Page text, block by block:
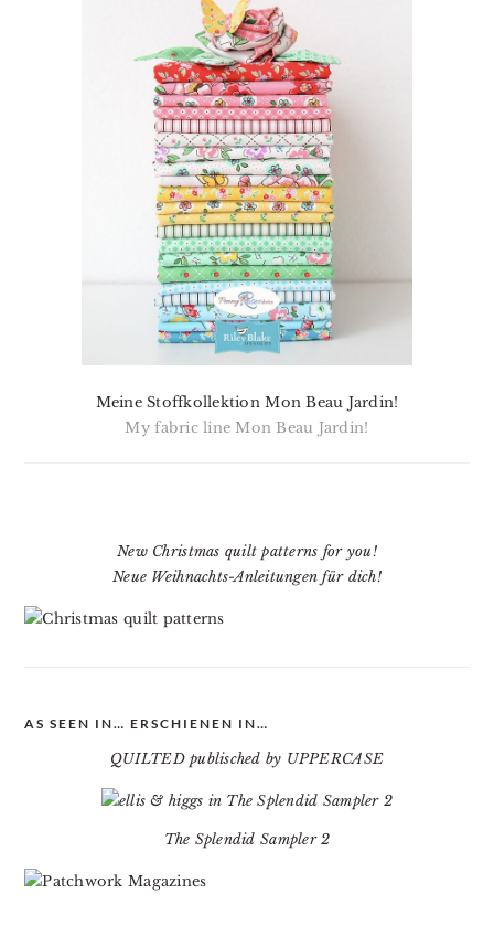
Meine Stoffkollektion Mon Beau Jardin!
My fabric line Mon Beau Jardin!
New Christmas quilt patterns for you!
Neue Weihnachts-Anleitungen für dich!
AS SEEN IN… ERSCHIENEN IN…
QUILTED publisched by UPPERCASE
The Splendid Sampler 2